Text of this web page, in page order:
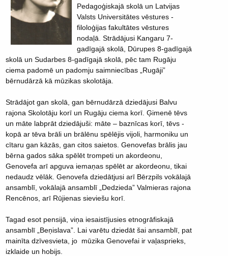
Pedagoģiskajā skolā un Latvijas
Valsts Universitātes vēstures -
filoloģijas fakultātes vēstures
nodaļā. Strādājusi Kangaru 7-
gadīgajā skolā, Dūrupes 8-gadīgajā
skolā un Sudarbes 8-gadīgajā skolā, pēc tam Rugāju
ciema padomē un padomju saimniecības „Rugāji”
bērnudārzā kā mūzikas skolotāja.
Strādājot gan skolā, gan bērnudārzā dziedājusi Balvu
rajona Skolotāju korī un Rugāju ciema korī. Ģimenē tēvs
un māte labprāt dziedājuši: māte – baznīcas korī, tēvs -
kopā ar tēva brāli un brālēnu spēlējis vijoli, harmoniku un
cītaru gan kāzās, gan citos saietos. Genovefas brālis jau
bērna gados sāka spēlēt trompeti un akordeonu,
Genovefa arī apguva iemaņas spēlēt ar akordeonu, tikai
nedaudz vēlāk. Genovefa dziedātjusi arī Bērzpils vokālajā
ansamblī, vokālajā ansamblī „Dedzieda” Valmieras rajona
Rencēnos, arī Rūjienas sieviešu korī.
Tagad esot pensijā, viņa iesaistījusies etnogrāfiskajā
ansamblī „Beņislava”. Lai varētu dziedāt šai ansamblī, pat
mainīta dzīvesvieta, jo mūzika Genovefai ir vaļasprieks,
izklaide un hobijs.